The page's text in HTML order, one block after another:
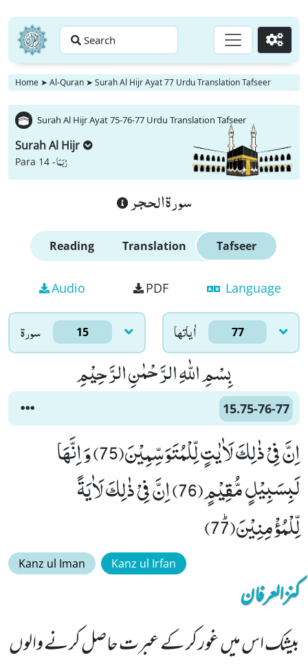
Search Go
Home ➤ Al-Quran ➤ Surah Al Hijr Ayat 77 Urdu Translation Tafseer
Surah Al Hijr Ayat 75-76-77 Urdu Translation Tafseer
Surah Al Hijr
Para 14 -رُبَمَا
سورة الحجر
Reading Translation Tafseer
Audio PDF Language
سورۃ 15 اٰياتها 77
بِسْمِ اللّٰهِ الرَّحْمٰنِ الرَّحِیْمِ
15.75-76-77
اِنَّ فِیْ ذٰلِكَ لَاٰیٰتٍ لِّلْمُتَوَسِّمِیْنَ(75) وَ اِنَّهَا
لَبِسَبِیْلٍ مُّقِیْمٍ(76) اِنَّ فِیْ ذٰلِكَ لَاٰیَةً
لِّلْمُؤْمِنِیْنَﭤ(77)
Kanz ul Iman Kanz ul Irfan
کنزالعرفان
بیشک اس میں غور کر کے عبرت حاصل کرنے والوں